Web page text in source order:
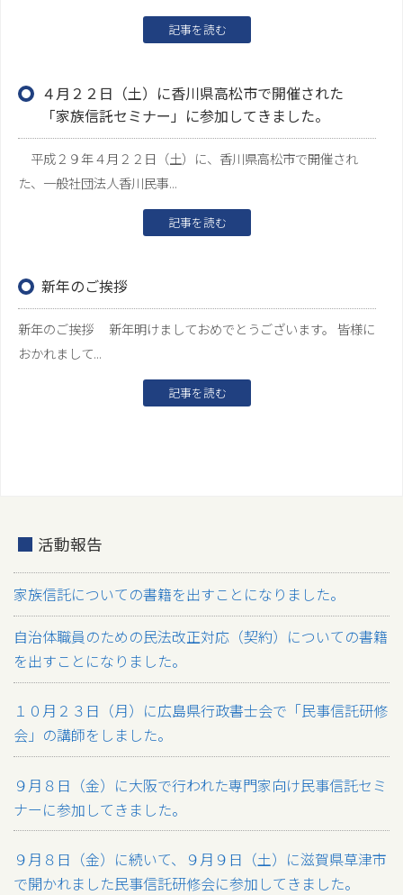
記事を読む
４月２２日（土）に香川県高松市で開催された
「家族信託セミナー」に参加してきました。
平成２９年４月２２日（土）に、香川県高松市で開催され
た、一般社団法人香川民事...
記事を読む
新年のご挨拶
新年のご挨拶 新年明けましておめでとうございます。 皆様に
おかれまして...
記事を読む
活動報告
家族信託についての書籍を出すことになりました。
自治体職員のための民法改正対応（契約）についての書籍
を出すことになりました。
１０月２３日（月）に広島県行政書士会で「民事信託研修
会」の講師をしました。
９月８日（金）に大阪で行われた専門家向け民事信託セミ
ナーに参加してきました。
９月８日（金）に続いて、９月９日（土）に滋賀県草津市
で開かれました民事信託研修会に参加してきました。